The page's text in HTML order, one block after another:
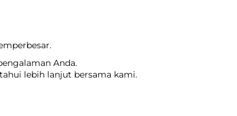
Anda.
lebih lanjut bersama kami.